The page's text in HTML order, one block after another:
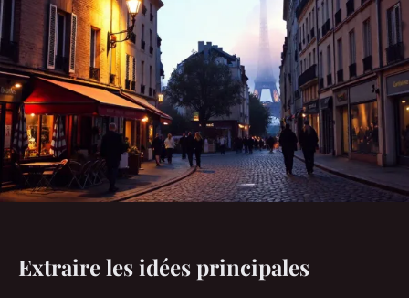
Extraire les idées principales